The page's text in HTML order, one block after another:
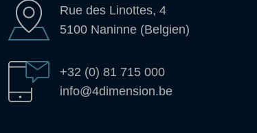
Rue des Linottes, 4
5100 Naninne (Belgien)
+32 (0) 81 715 000
info@4dimension.be